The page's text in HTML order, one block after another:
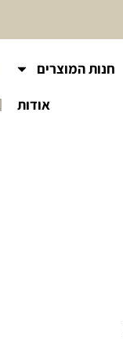
חנות המוצרים
אודות